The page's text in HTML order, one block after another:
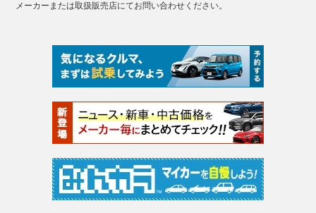
メーカーまたは取扱販売店にてお問い合わせください。